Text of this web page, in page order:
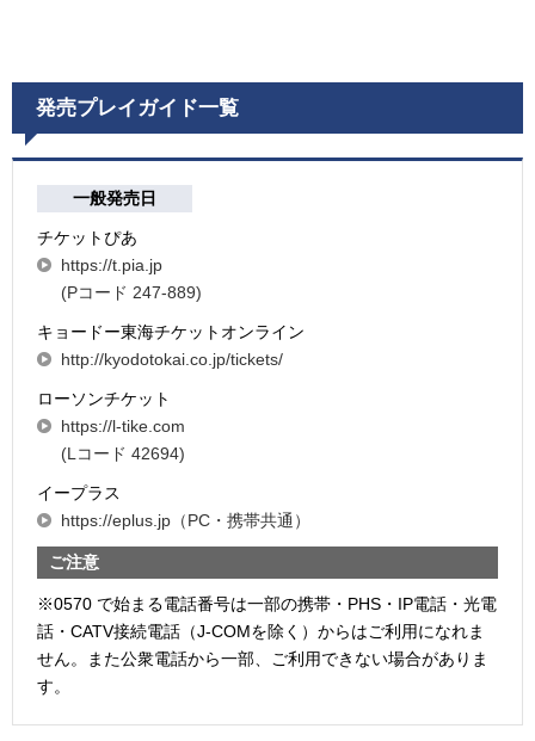
発売プレイガイド一覧
一般発売日
チケットぴあ
https://t.pia.jp
(Pコード 247-889)
キョードー東海チケットオンライン
http://kyodotokai.co.jp/tickets/
ローソンチケット
https://l-tike.com
(Lコード 42694)
イープラス
https://eplus.jp（PC・携帯共通）
ご注意
※0570 で始まる電話番号は一部の携帯・PHS・IP電話・光電
話・CATV接続電話（J-COMを除く）からはご利用になれま
せん。また公衆電話から一部、ご利用できない場合がありま
す。